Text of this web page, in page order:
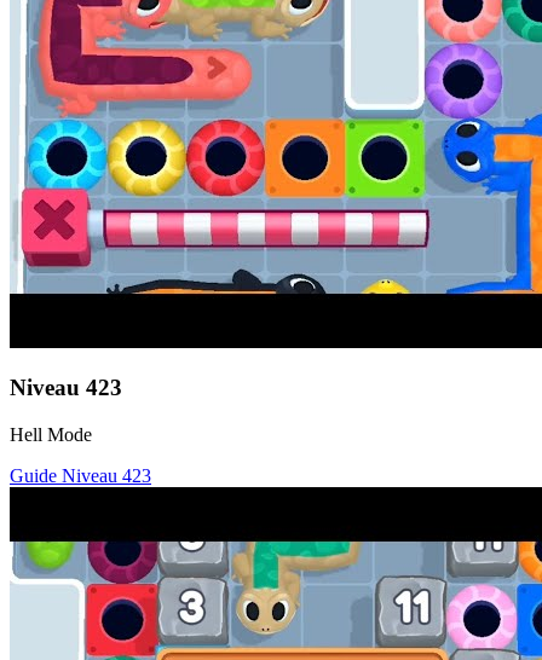
Niveau 423
Hell Mode
Guide Niveau 423